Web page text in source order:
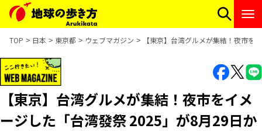
TOP 日本 東京都 ウェブマガジン 【東京】台湾グルメが集結！夜市
【東京】台湾グルメが集結！夜市をイメ
ージした「台湾發祭 2025」が8月29日か